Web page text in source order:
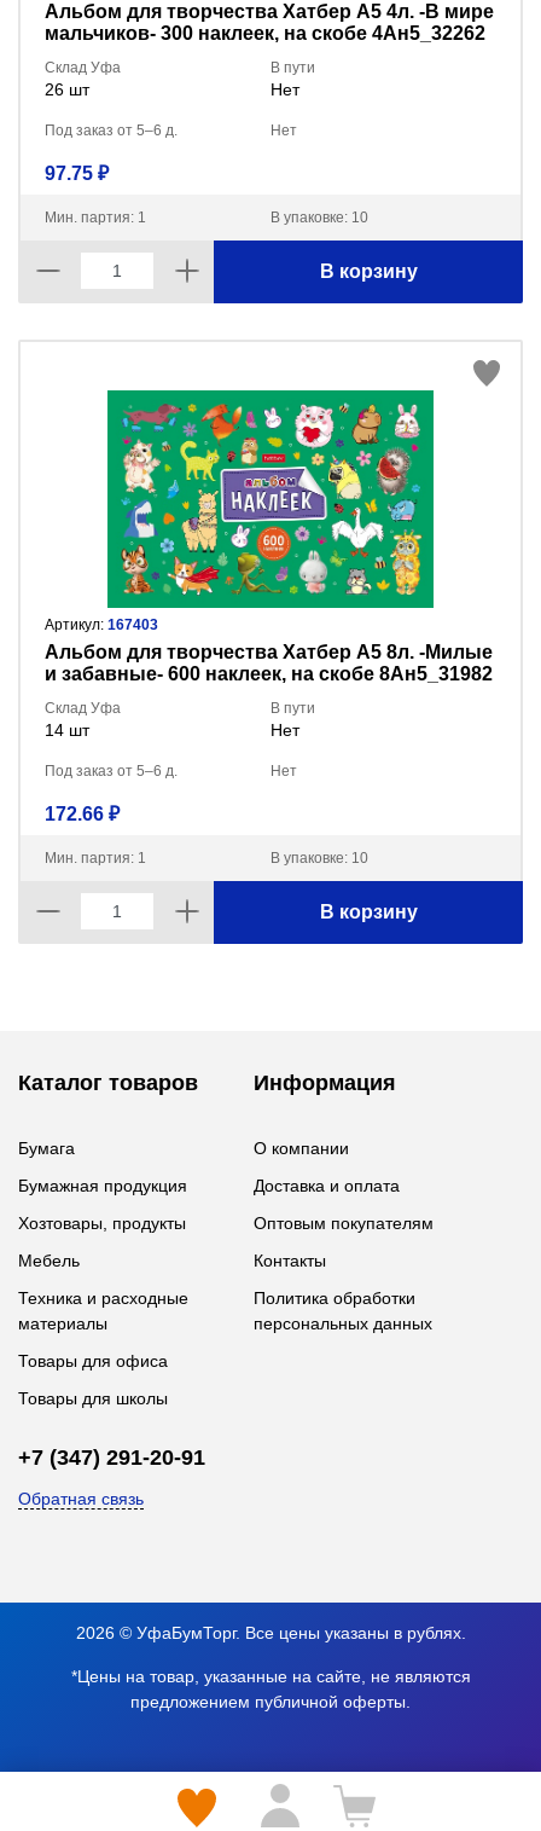
Альбом для творчества Хатбер А5 4л. -В мире
мальчиков- 300 наклеек, на скобе 4Ан5_32262
Склад Уфа
26 шт
В пути
Нет
Под заказ от 5–6 д. Нет
97.75 ₽
Мин. партия: 1 В упаковке: 10
В корзину
Артикул: 167403
Альбом для творчества Хатбер А5 8л. -Милые
и забавные- 600 наклеек, на скобе 8Ан5_31982
Склад Уфа
14 шт
В пути
Нет
Под заказ от 5–6 д. Нет
172.66 ₽
Мин. партия: 1 В упаковке: 10
В корзину
Каталог товаров
Бумага
Бумажная продукция
Хозтовары, продукты
Мебель
Техника и расходные
материалы
Товары для офиса
Товары для школы
Информация
О компании
Доставка и оплата
Оптовым покупателям
Контакты
Политика обработки
персональных данных
+7 (347) 291-20-91
Обратная связь
2026 © УфаБумТорг. Все цены указаны в рублях.
*Цены на товар, указанные на сайте, не являются
предложением публичной оферты.